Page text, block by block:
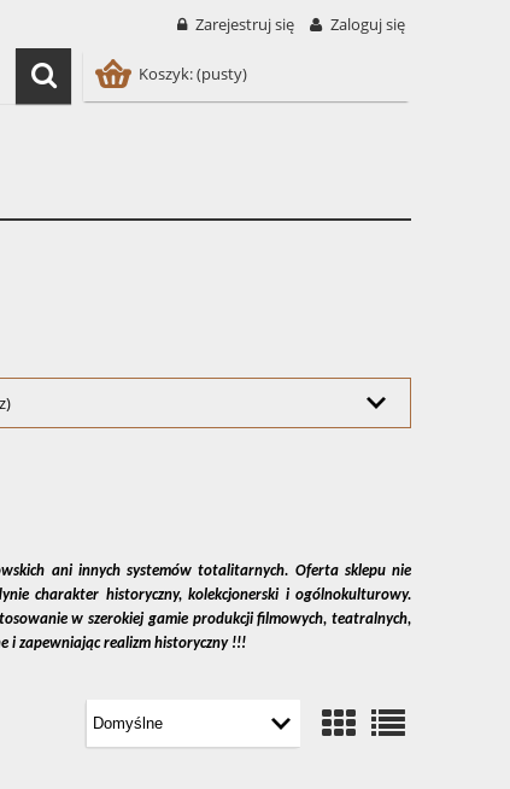
Zarejestruj się Zaloguj się
Koszyk:(pusty)
ani innych systemów totalitarnych. Oferta sklepu nie
charakter historyczny, kolekcjonerski i ogólnokulturowy.
w szerokiej gamie produkcji filmowych, teatralnych,
i zapewniając realizm historyczny !!!